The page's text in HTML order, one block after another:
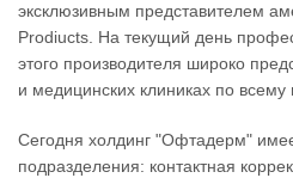
эксклюзивным представителем
Prodiucts. На текущий день
этого производителя широко
и медицинских клиниках по всему
Сегодня холдинг "Офтадерм"
подразделения: контактная